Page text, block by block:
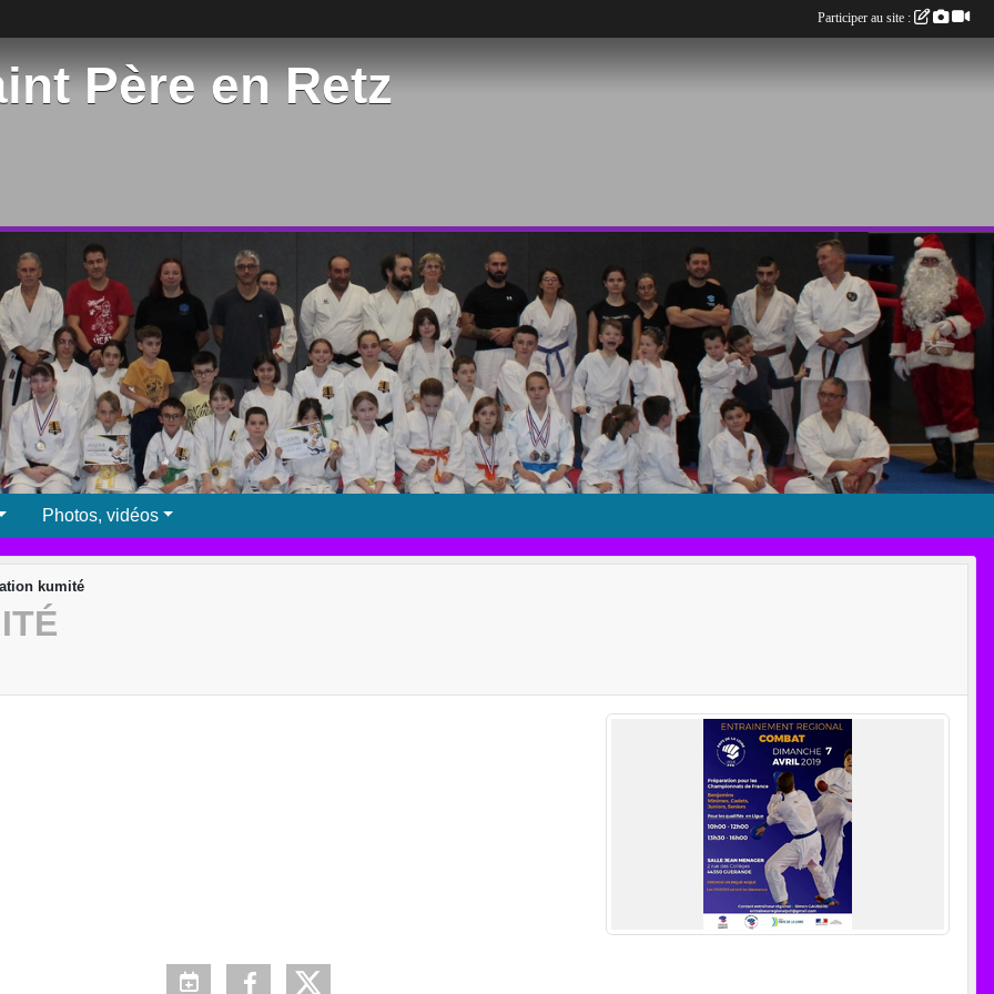
Père en Retz
Photos, vidéos
kumité
Participer au site :